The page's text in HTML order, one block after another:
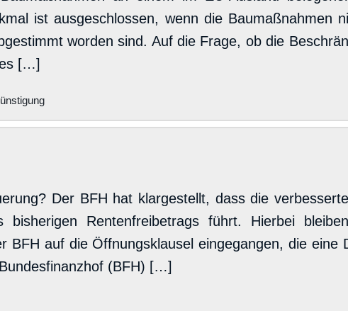
ist ausgeschlossen, wenn die Baumaßnahmen
worden sind. Auf die Frage, ob die
[…]
Der BFH hat klargestellt, dass die
Rentenfreibetrags führt. Hierbei
auf die Öffnungsklausel eingegangen, die eine
(BFH) […]